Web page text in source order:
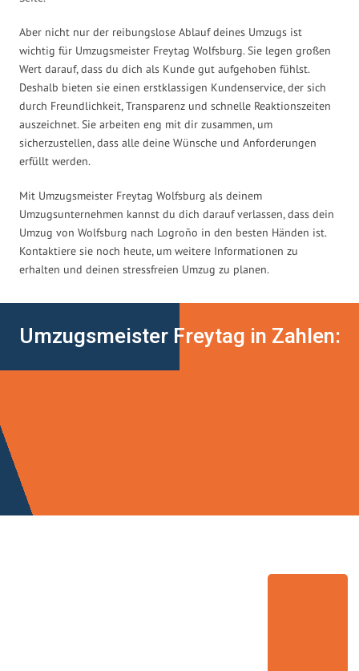
Aber nicht nur der reibungslose Ablauf deines Umzugs ist
wichtig für Umzugsmeister Freytag Wolfsburg. Sie legen großen
Wert darauf, dass du dich als Kunde gut aufgehoben fühlst.
Deshalb bieten sie einen erstklassigen Kundenservice, der sich
durch Freundlichkeit, Transparenz und schnelle Reaktionszeiten
auszeichnet. Sie arbeiten eng mit dir zusammen, um
sicherzustellen, dass alle deine Wünsche und Anforderungen
erfüllt werden.
Mit Umzugsmeister Freytag Wolfsburg als deinem
Umzugsunternehmen kannst du dich darauf verlassen, dass dein
Umzug von Wolfsburg nach Logroño in den besten Händen ist.
Kontaktiere sie noch heute, um weitere Informationen zu
erhalten und deinen stressfreien Umzug zu planen.
Umzugsmeister Freytag in Zahlen: